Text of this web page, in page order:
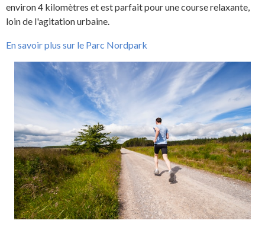
environ 4 kilomètres et est parfait pour une course relaxante,
loin de l'agitation urbaine.
En savoir plus sur le Parc Nordpark